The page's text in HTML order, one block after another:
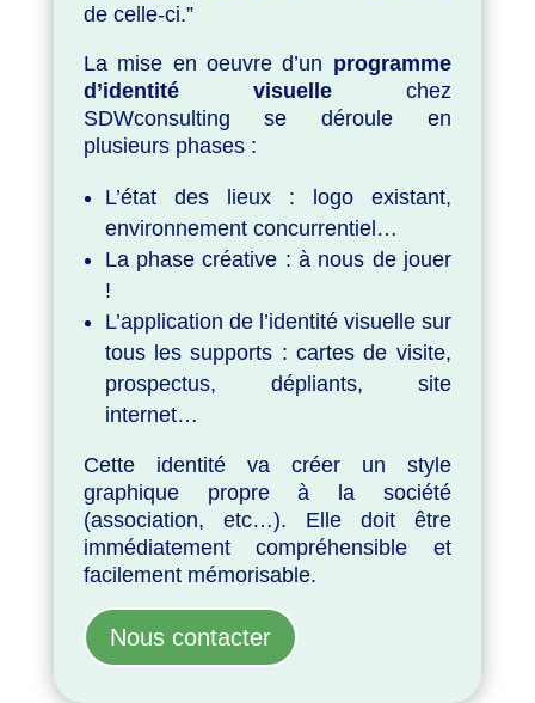
de celle-ci.”
La mise en oeuvre d’un programme
d’identité visuellechez
SDWconsulting se déroule en
plusieurs phases :
L’état des lieux : logo existant,
environnement concurrentiel…
La phase créative : à nous de jouer
!
L’application de l’identité visuelle sur
tous les supports : cartes de visite,
prospectus, dépliants, site
internet…
Cette identité va créer un style
graphique propre à la société
(association, etc…). Elle doit être
immédiatement compréhensible et
facilement mémorisable.
Nous contacter